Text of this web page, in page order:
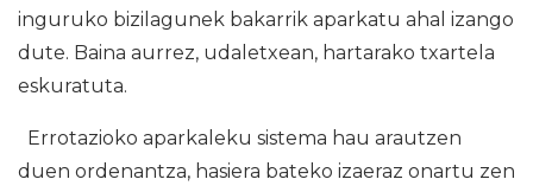
inguruko bizilagunek bakarrik aparkatu ahal izango
dute. Baina aurrez, udaletxean, hartarako txartela
eskuratuta.
Errotazioko aparkaleku sistema hau arautzen
duen ordenantza, hasiera bateko izaeraz onartu zen